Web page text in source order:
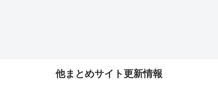
他まとめサイト更新情報